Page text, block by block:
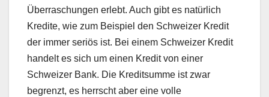
Überraschungen erlebt. Auch gibt es natürlich
Kredite, wie zum Beispiel den Schweizer Kredit
der immer seriös ist. Bei einem Schweizer Kredit
handelt es sich um einen Kredit von einer
Schweizer Bank. Die Kreditsumme ist zwar
begrenzt, es herrscht aber eine volle